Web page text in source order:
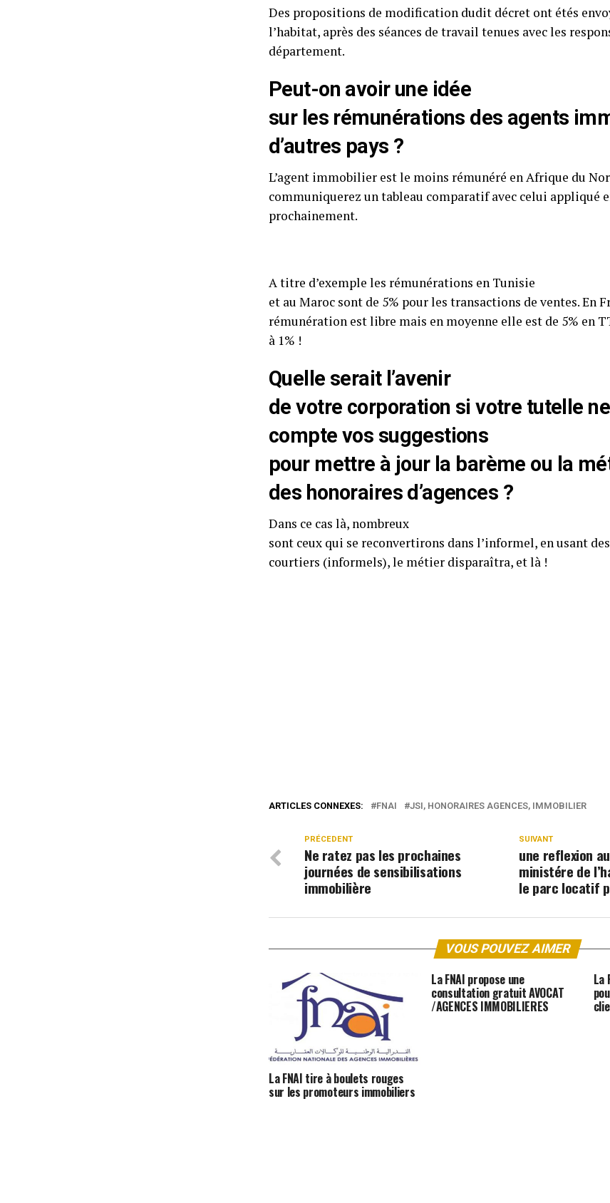
Des propositions de modification dudit décret ont étés
l’habitat, après des séances de travail tenues avec les
département.
Peut-on avoir une idée
sur les rémunérations des agents
d’autres pays ?
L’agent immobilier est le moins rémunéré en Afrique du
communiquerez un tableau comparatif avec celui appliqué
prochainement.
A titre d’exemple les rémunérations en Tunisie
et au Maroc sont de 5% pour les transactions de ventes. En
rémunération est libre mais en moyenne elle est de 5% en
à 1% !
Quelle serait l’avenir
de votre corporation si votre tutelle
compte vos suggestions
pour mettre à jour la barème ou la
des honoraires d’agences ?
Dans ce cas là, nombreux
sont ceux qui se reconvertirons dans l’informel, en usant
courtiers (informels), le métier disparaîtra, et là !
ARTICLES CONNEXES: FNAI JSI, HONORAIRES AGENCES, IMMOBILIER
SUIVANT
une reflexion
ministére de
le parc locatif
PRÉCEDENT
Ne ratez pas les prochaines
journées de sensibilisations
immobilière
VOUS POUVEZ AIMER
La FNAI tire à boulets rouges
sur les promoteurs immobiliers
La FNAI propose une
consultation gratuit AVOCAT
/AGENCES IMMOBILIERES
La